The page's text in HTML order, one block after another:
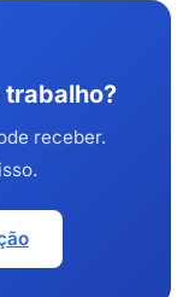
receber.